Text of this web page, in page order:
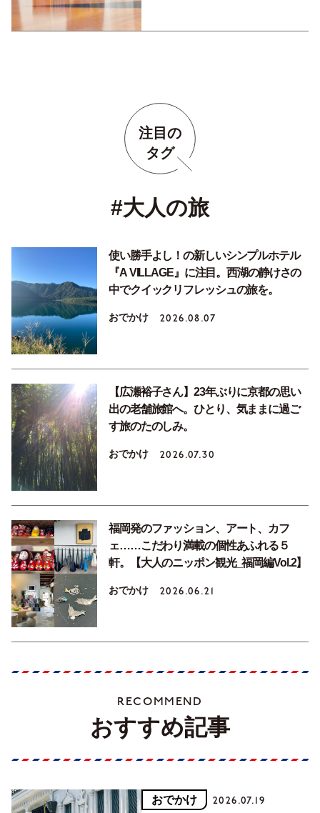
注目の
タグ
#大人の旅
使い勝手よし！の新しいシンプルホテル
『A VILLAGE』に注目。西湖の静けさの
中でクイックリフレッシュの旅を。
おでかけ 2026.08.07
【広瀬裕子さん】23年ぶりに京都の思い
出の老舗旅館へ。ひとり、気ままに過ご
す旅のたのしみ。
おでかけ 2026.07.30
福岡発のファッション、アート、カフ
ェ……こだわり満載の個性あふれる５
軒。【大人のニッポン観光_福岡編Vol.2】
おでかけ 2026.06.21
RECOMMEND
おすすめ記事
おでかけ 2026.07.19